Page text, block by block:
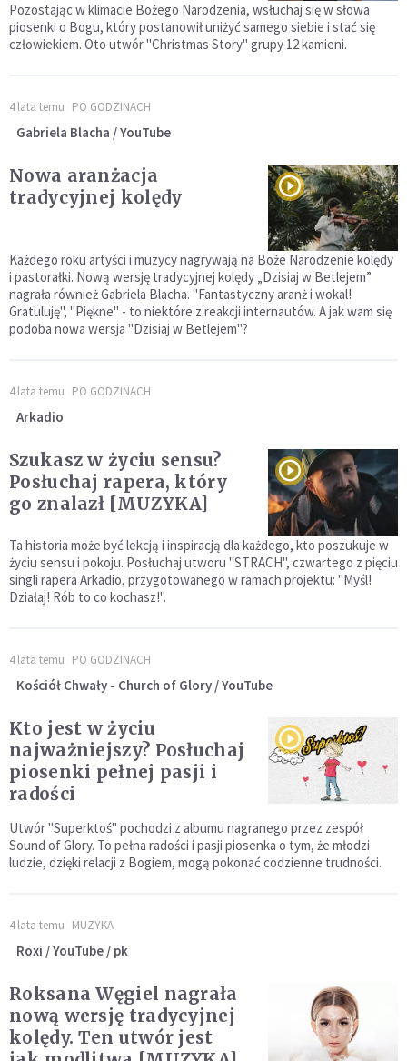
Pozostając w klimacie Bożego Narodzenia, wsłuchaj się w słowa
piosenki o Bogu, który postanowił uniżyć samego siebie i stać się
człowiekiem. Oto utwór "Christmas Story" grupy 12 kamieni.
4 lata temu PO GODZINACH
Gabriela Blacha / YouTube
Nowa aranżacja
tradycyjnej kolędy
Każdego roku artyści i muzycy nagrywają na Boże Narodzenie kolędy
i pastorałki. Nową wersję tradycyjnej kolędy „Dzisiaj w Betlejem”
nagrała również Gabriela Blacha. "Fantastyczny aranż i wokal!
Gratuluję", "Piękne" - to niektóre z reakcji internautów. A jak wam się
podoba nowa wersja "Dzisiaj w Betlejem"?
4 lata temu PO GODZINACH
Arkadio
Szukasz w życiu sensu?
Posłuchaj rapera, który
go znalazł [MUZYKA]
Ta historia może być lekcją i inspiracją dla każdego, kto poszukuje w
życiu sensu i pokoju. Posłuchaj utworu "STRACH", czwartego z pięciu
singli rapera Arkadio, przygotowanego w ramach projektu: "Myśl!
Działaj! Rób to co kochasz!".
4 lata temu PO GODZINACH
Kościół Chwały - Church of Glory / YouTube
Kto jest w życiu
najważniejszy? Posłuchaj
piosenki pełnej pasji i
radości
Utwór "Superktoś" pochodzi z albumu nagranego przez zespół
Sound of Glory. To pełna radości i pasji piosenka o tym, że młodzi
ludzie, dzięki relacji z Bogiem, mogą pokonać codzienne trudności.
4 lata temu MUZYKA
Roxi / YouTube / pk
Roksana Węgiel nagrała
nową wersję tradycyjnej
kolędy. Ten utwór jest